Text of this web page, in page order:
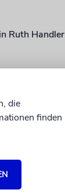
Ruth Handler
die
finden